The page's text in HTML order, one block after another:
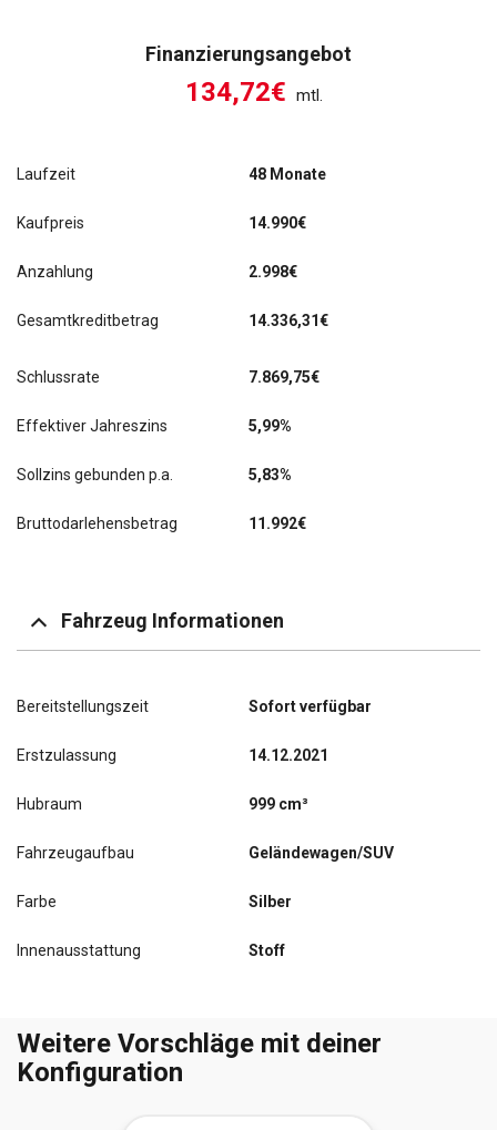
Finanzierungsangebot
134,72€ mtl.
Laufzeit 48 Monate
Kaufpreis 14.990€
Anzahlung 2.998€
Gesamtkreditbetrag 14.336,31€
Schlussrate 7.869,75€
Effektiver Jahreszins 5,99%
Sollzins gebunden p.a. 5,83%
Bruttodarlehensbetrag 11.992€
Fahrzeug Informationen
Bereitstellungszeit Sofort verfügbar
Erstzulassung 14.12.2021
Hubraum 999 cm³
Fahrzeugaufbau Geländewagen/SUV
Farbe Silber
Innenausstattung Stoff
Weitere Vorschläge mit deiner
Konfiguration